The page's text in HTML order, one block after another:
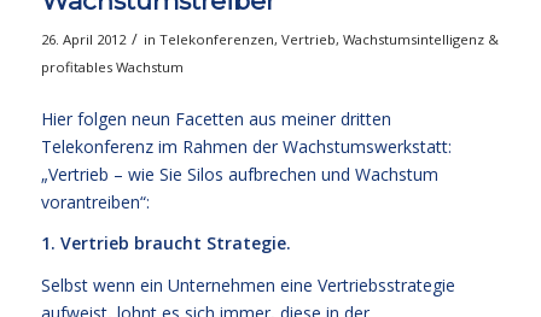
26. April 2012 / in Telekonferenzen, Vertrieb, Wachstumsintelligenz &
profitables Wachstum
Hier folgen neun Facetten aus meiner dritten
Telekonferenz im Rahmen der Wachstumswerkstatt:
„Vertrieb – wie Sie Silos aufbrechen und Wachstum
vorantreiben“:
1. Vertrieb braucht Strategie.
Selbst wenn ein Unternehmen eine Vertriebsstrategie